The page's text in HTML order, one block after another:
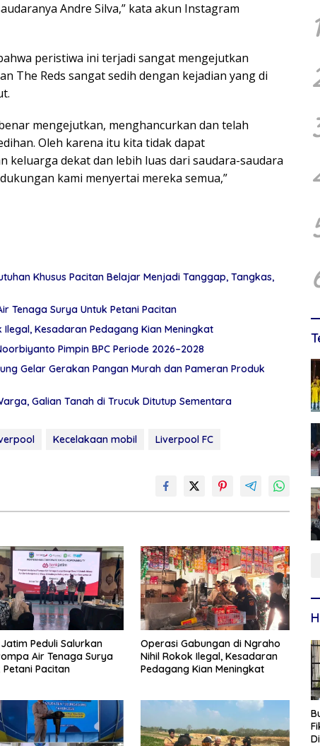
Andre Silva,” kata akun Instagram
peristiwa ini terjadi sangat mengejutkan
The Reds sangat sedih dengan kejadian yang di
mengejutkan, menghancurkan dan telah
Oleh karena itu kita tidak dapat
keluarga dekat dan lebih luas dari saudara-saudara
kami menyertai mereka semua,”
Khusus Pacitan Belajar Menjadi Tanggap, Tangkas,
Tenaga Surya Untuk Petani Pacitan
Kesadaran Pedagang Kian Meningkat
Pimpin BPC Periode 2026–2028
Gelar Gerakan Pangan Murah dan Pameran Produk
Galian Tanah di Trucuk Ditutup Sementara
Kecelakaan mobil Liverpool FC
Peduli Salurkan
Air Tenaga Surya
Petani Pacitan
Operasi Gabungan di Ngraho
Nihil Rokok Ilegal, Kesadaran
Pedagang Kian Meningkat